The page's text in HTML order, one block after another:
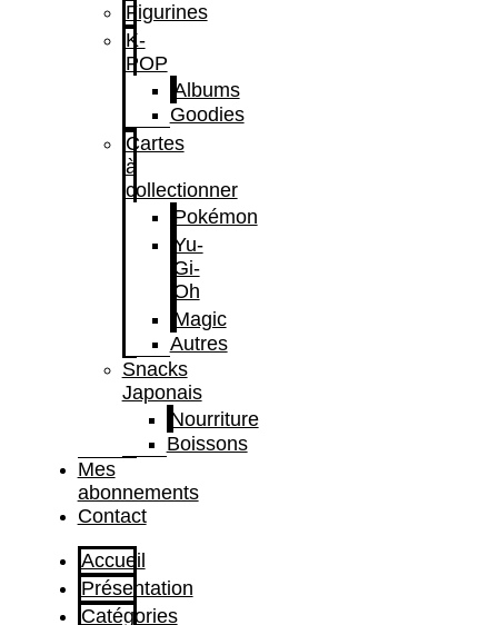
Figurines
K-
POP
Albums
Goodies
Cartes
à
collectionner
Pokémon
Yu-
Gi-
Oh
Magic
Autres
Snacks
Japonais
Nourriture
Boissons
Mes
abonnements
Contact
Accueil
Présentation
Catégories